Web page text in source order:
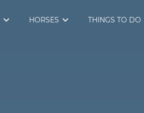
HORSES THINGS TO DO